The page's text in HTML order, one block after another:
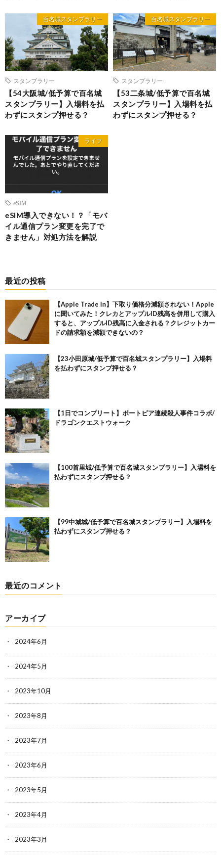
百名城スタンプラリー
スタンプラリー
【54大阪城/低予算で百名城
スタンプラリー】入場料を払
わずにスタンプ押せる？
百名城スタンプラリー
スタンプラリー
【53二条城/低予算で百名城
スタンプラリー】入場料を払
わずにスタンプ押せる？
ライフ
eSIM
eSIM導入できない！？「モバ
イル通信プラン変更を完了で
きません」対処方法を解説
最近の投稿
【Apple Trade In】下取り価格分減額されない！Apple
に聞いてみた！クレカとアップルID残高を併用して購入
すると、アップルID残高に入金される？クレジットカー
ドの請求額を減額できないの？
【23小田原城/低予算で百名城スタンプラリー】入場料
を払わずにスタンプ押せる？
【1日でコンプリート】ポートピア連続殺人事件コラボ/
ドラゴンクエストウォーク
【100首里城/低予算で百名城スタンプラリー】入場料を
払わずにスタンプ押せる？
【99中城城/低予算で百名城スタンプラリー】入場料を
払わずにスタンプ押せる？
最近のコメント
アーカイブ
2024年6月
2024年5月
2023年10月
2023年8月
2023年7月
2023年6月
2023年5月
2023年4月
2023年3月